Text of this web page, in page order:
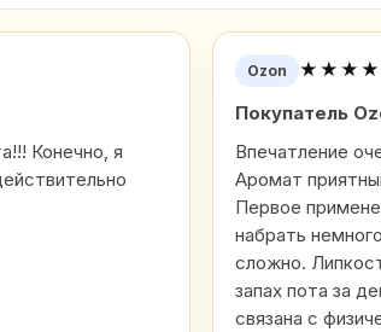
Конечно, я
Ozon
Покупатель
Впечатление
Аромат
Первое
набрать
сложно.
запах пота за
связана с